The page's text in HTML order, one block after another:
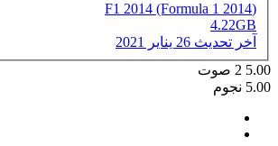
(F1 2014 (Formula 1 2014
4.22GB
آخر تحديث 26 يناير 2021
5.00
2 صوت
5.00 نجوم